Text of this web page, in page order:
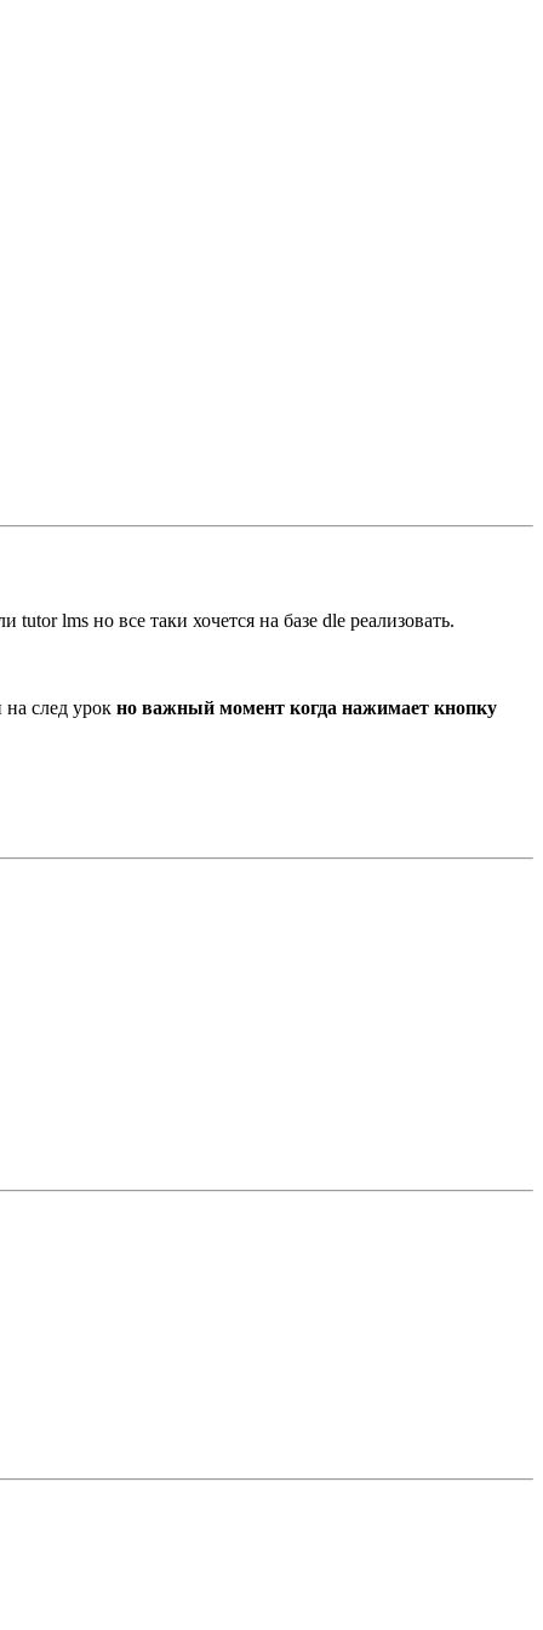
lms но все таки хочется на базе dle реализовать.
след урок но важный момент когда нажимает кнопку